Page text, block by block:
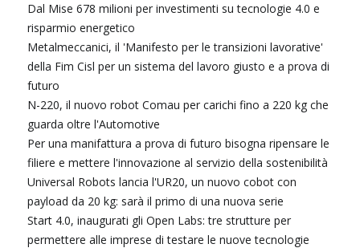
Dal Mise 678 milioni per investimenti su tecnologie 4.0 e
risparmio energetico
Metalmeccanici, il 'Manifesto per le transizioni lavorative'
della Fim Cisl per un sistema del lavoro giusto e a prova di
futuro
N-220, il nuovo robot Comau per carichi fino a 220 kg che
guarda oltre l'Automotive
Per una manifattura a prova di futuro bisogna ripensare le
filiere e mettere l'innovazione al servizio della sostenibilità
Universal Robots lancia l'UR20, un nuovo cobot con
payload da 20 kg: sarà il primo di una nuova serie
Start 4.0, inaugurati gli Open Labs: tre strutture per
permettere alle imprese di testare le nuove tecnologie